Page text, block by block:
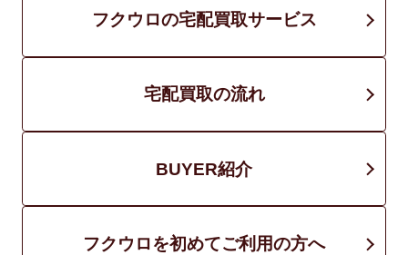
フクウロの宅配買取サービス
宅配買取の流れ
BUYER紹介
フクウロを初めてご利用の方へ